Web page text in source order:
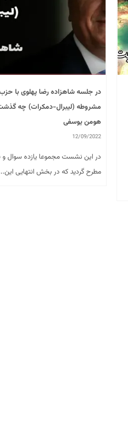
در جلسه شاهزاده رضا پهلوی با
مشروطه (لیبرال-دمکرات) چه
هومن یوسفی
12/09/2022
در این نشست مجموعا یازده سوال و
مطرح گردید که در بخش انتهایی